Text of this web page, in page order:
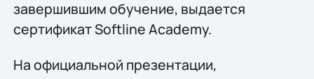
завершившим обучение, выдается
сертификат Softline Academy.
На официальной презентации,